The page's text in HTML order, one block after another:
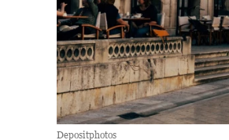
Depositphotos